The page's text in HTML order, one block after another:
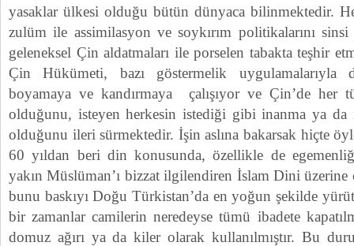
yasaklar ülkesi olduğu bütün dünyaca bilinmektedir.
zulüm ile assimilasyon ve soykırım politikalarını sinsi
geleneksel Çin aldatmaları ile porselen tabakta teşhir
Çin Hükümeti, bazı göstermelik uygulamalarıyla
boyamaya ve kandırmaya çalışıyor ve Çin’de her
olduğunu, isteyen herkesin istediği gibi inanma ya da
olduğunu ileri sürmektedir. İşin aslına bakarsak hiçte
60 yıldan beri din konusunda, özellikle de
yakın Müslüman’ı bizzat ilgilendiren İslam Dini üzerine
bunu baskıyı Doğu Türkistan’da en yoğun şekilde
bir zamanlar camilerin neredeyse tümü ibadete
domuz ağırı ya da kiler olarak kullanılmıştır. Bu